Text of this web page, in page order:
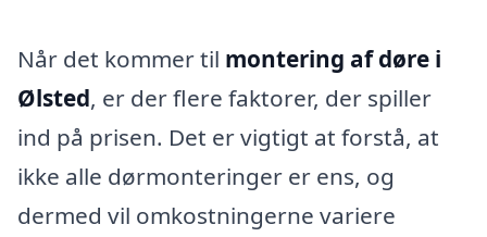
Når det kommer til montering af døre i
Ølsted, er der flere faktorer, der spiller
ind på prisen. Det er vigtigt at forstå, at
ikke alle dørmonteringer er ens, og
dermed vil omkostningerne variere